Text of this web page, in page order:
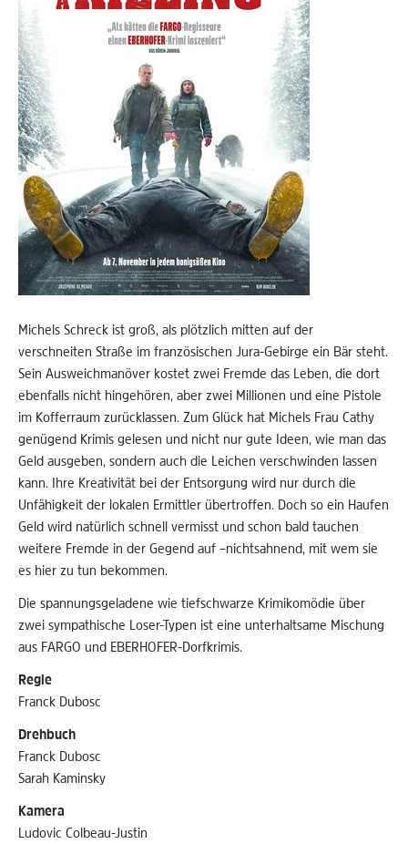
Michels Schreck ist groß, als plötzlich mitten auf der
verschneiten Straße im französischen Jura-Gebirge ein Bär steht.
Sein Ausweichmanöver kostet zwei Fremde das Leben, die dort
ebenfalls nicht hingehören, aber zwei Millionen und eine Pistole
im Kofferraum zurücklassen. Zum Glück hat Michels Frau Cathy
genügend Krimis gelesen und nicht nur gute Ideen, wie man das
Geld ausgeben, sondern auch die Leichen verschwinden lassen
kann. Ihre Kreativität bei der Entsorgung wird nur durch die
Unfähigkeit der lokalen Ermittler übertroffen. Doch so ein Haufen
Geld wird natürlich schnell vermisst und schon bald tauchen
weitere Fremde in der Gegend auf –nichtsahnend, mit wem sie
es hier zu tun bekommen.
Die spannungsgeladene wie tiefschwarze Krimikomödie über
zwei sympathische Loser-Typen ist eine unterhaltsame Mischung
aus FARGO und EBERHOFER-Dorfkrimis.
Regie
Franck Dubosc
Drehbuch
Franck Dubosc
Sarah Kaminsky
Kamera
Ludovic Colbeau-Justin